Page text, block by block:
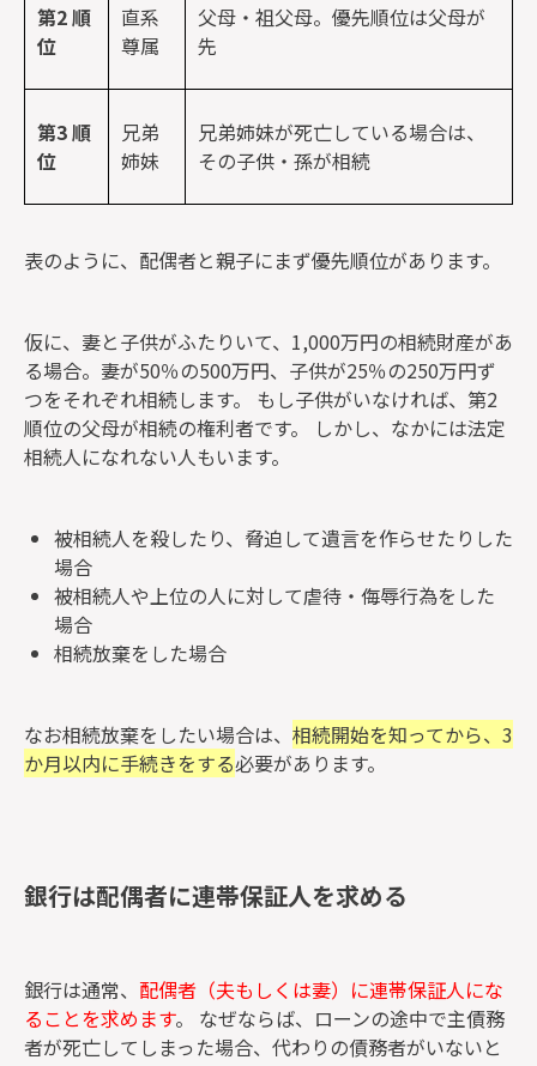
第2順
位
直系
尊属
父母・祖父母。優先順位は父母が
先
第3順
位
兄弟
姉妹
兄弟姉妹が死亡している場合は、
その子供・孫が相続
表のように、配偶者と親子にまず優先順位があります。
仮に、妻と子供がふたりいて、1,000万円の相続財産があ
る場合。妻が50％の500万円、子供が25％の250万円ず
つをそれぞれ相続します。 もし子供がいなければ、第2
順位の父母が相続の権利者です。 しかし、なかには法定
相続人になれない人もいます。
被相続人を殺したり、脅迫して遺言を作らせたりした
場合
被相続人や上位の人に対して虐待・侮辱行為をした
場合
相続放棄をした場合
なお相続放棄をしたい場合は、 相続開始を知ってから、3
か月以内に手続きをする必要があります。
銀行は配偶者に連帯保証人を求める
銀行は通常、 配偶者（夫もしくは妻）に連帯保証人にな
ることを求めます。 なぜならば、ローンの途中で主債務
者が死亡してしまった場合、代わりの債務者がいないと